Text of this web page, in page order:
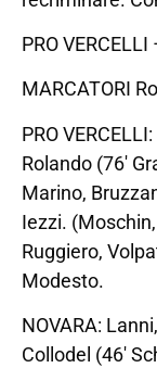
PRO
MARCATORI
PRO
Rolando (76′
Marino,
Iezzi.
Ruggiero,
Modesto.
NOVARA:
Collodel (46′